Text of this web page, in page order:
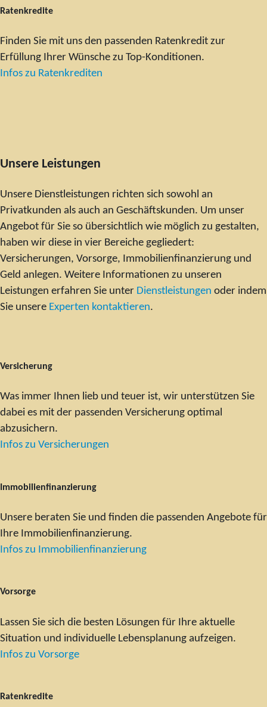
Ratenkredite
Finden Sie mit uns den passenden Ratenkredit zur
Erfüllung Ihrer Wünsche zu Top-Konditionen.
Infos zu Ratenkrediten
Unsere Leistungen
Unsere Dienstleistungen richten sich sowohl an
Privatkunden als auch an Geschäftskunden. Um unser
Angebot für Sie so übersichtlich wie möglich zu gestalten,
haben wir diese in vier Bereiche gegliedert:
Versicherungen, Vorsorge, Immobilienfinanzierung und
Geld anlegen. Weitere Informationen zu unseren
Leistungen erfahren Sie unter Dienstleistungen oder indem
Sie unsere Experten kontaktieren.
Versicherung
Was immer Ihnen lieb und teuer ist, wir unterstützen Sie
dabei es mit der passenden Versicherung optimal
abzusichern.
Infos zu Versicherungen
Immobilienfinanzierung
Unsere beraten Sie und finden die passenden Angebote für
Ihre Immobilienfinanzierung.
Infos zu Immobilienfinanzierung
Vorsorge
Lassen Sie sich die besten Lösungen für Ihre aktuelle
Situation und individuelle Lebensplanung aufzeigen.
Infos zu Vorsorge
Ratenkredite